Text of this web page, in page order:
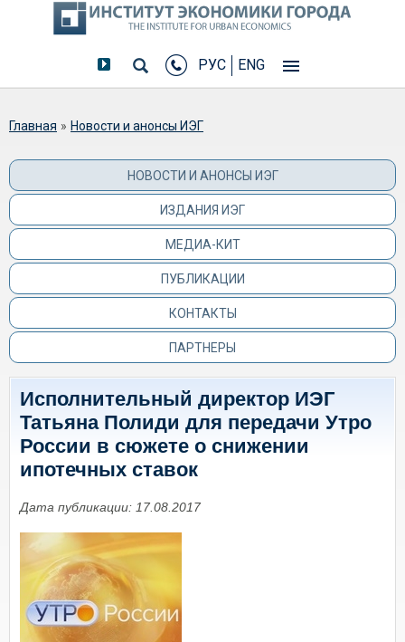
РУС ENG
Вы здесь
Главная » Новости и анонсы ИЭГ
НОВОСТИ И АНОНСЫ ИЭГ
ИЗДАНИЯ ИЭГ
МЕДИА-КИТ
ПУБЛИКАЦИИ
КОНТАКТЫ
ПАРТНЕРЫ
Исполнительный директор ИЭГ
Татьяна Полиди для передачи Утро
России в сюжете о снижении
ипотечных ставок
Дата публикации: 17.08.2017